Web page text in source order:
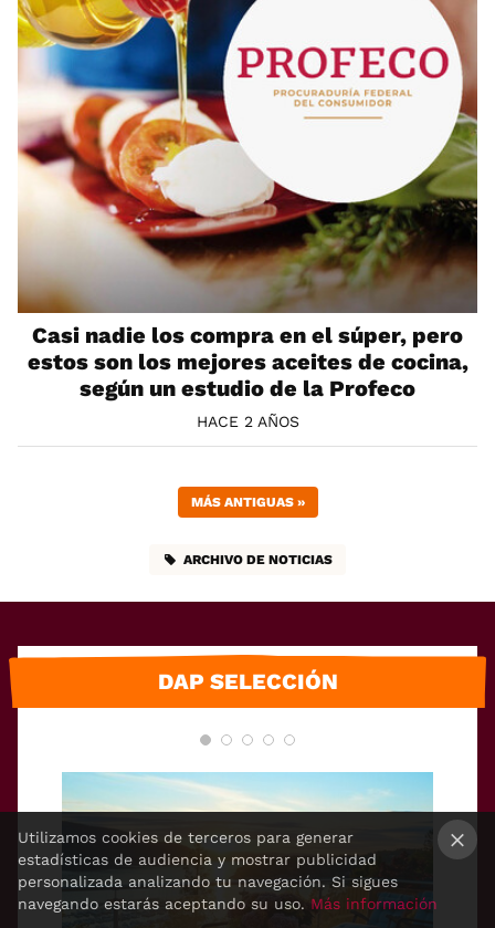
Casi nadie los compra en el súper, pero
estos son los mejores aceites de cocina,
según un estudio de la Profeco
HACE 2 AÑOS
MÁS ANTIGUAS »
ARCHIVO DE NOTICIAS
DAP SELECCIÓN
Utilizamos cookies de terceros para generar
estadísticas de audiencia y mostrar publicidad
personalizada analizando tu navegación. Si sigues
navegando estarás aceptando su uso. Más información